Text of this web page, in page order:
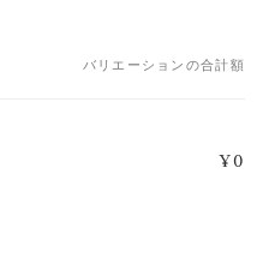
バリエーションの合計額
¥0